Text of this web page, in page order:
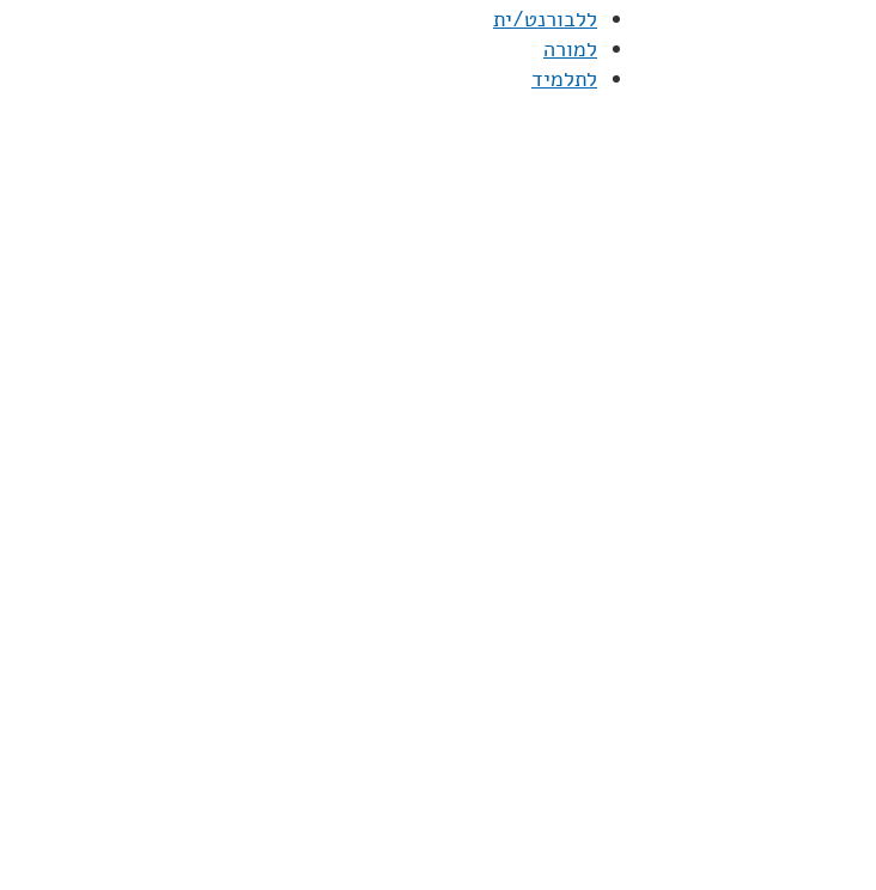
ללבורנט/ית
למורה
לתלמיד